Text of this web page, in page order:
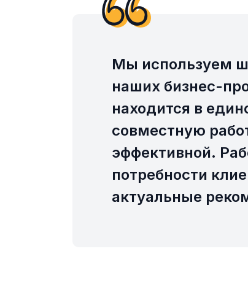
Мы используем
наших бизнес-
находится в
совместную
эффективной.
потребности
актуальные